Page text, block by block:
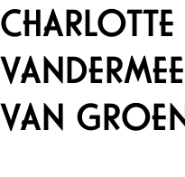
CHARLOTTE
VAN